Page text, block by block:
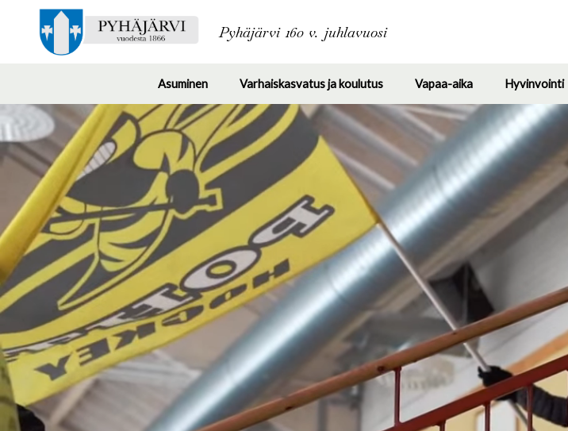
Pyhäjärvi 160 v. juhlavuosi
Asuminen
Toggle
submenu
Varhaiskasvatus ja koulutus
Toggle
submenu
Vapaa-aika
Toggle
submenu
Hyvinvointi